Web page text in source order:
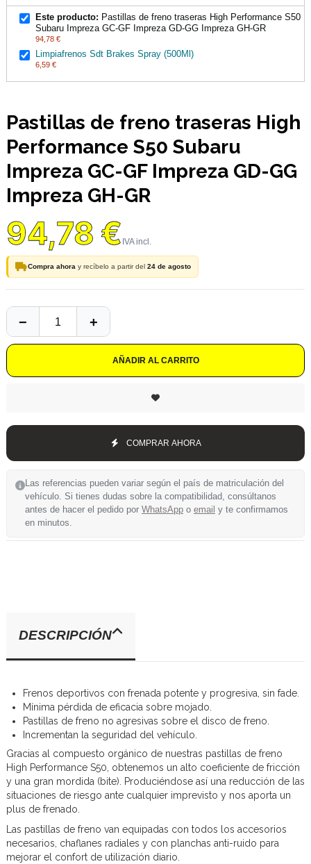
Este producto: Pastillas de freno traseras High Performance S50
Subaru Impreza GC-GF Impreza GD-GG Impreza GH-GR
94,78 €
Limpiafrenos Sdt Brakes Spray (500Ml)
6,59 €
Pastillas de freno traseras High
Performance S50 Subaru
Impreza GC-GF Impreza GD-GG
Impreza GH-GR
94,78 €
Compra ahora y recíbelo a partir del 24 de agosto
AÑADIR AL CARRITO
COMPRAR AHORA
Las referencias pueden variar según el país de matriculación del
vehículo. Si tienes dudas sobre la compatibilidad, consúltanos
antes de hacer el pedido por WhatsApp o email y te confirmamos
en minutos.
DESCRIPCIÓN
Frenos deportivos con frenada potente y progresiva, sin fade.
Mínima pérdida de eficacia sobre mojado.
Pastillas de freno no agresivas sobre el disco de freno.
Incrementan la seguridad del vehículo.
Gracias al compuesto orgánico de nuestras pastillas de freno
High Performance S50, obtenemos un alto coeficiente de fricción
y una gran mordida (bite). Produciéndose así una reducción de las
situaciones de riesgo ante cualquier imprevisto y nos aporta un
plus de frenado.
Las pastillas de freno van equipadas con todos los accesorios
necesarios, chaflanes radiales y con planchas anti-ruido para
mejorar el confort de utilización diario.